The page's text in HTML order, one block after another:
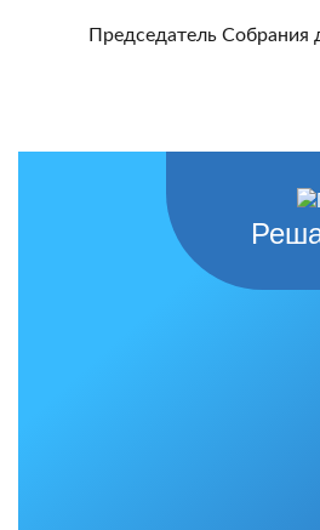
Председатель Собрания